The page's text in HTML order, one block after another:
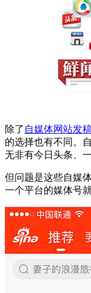
除了 自媒体网站发
的选择也有不同。
无非有今日头条、
但问题是这些自媒
一个平台的媒体号